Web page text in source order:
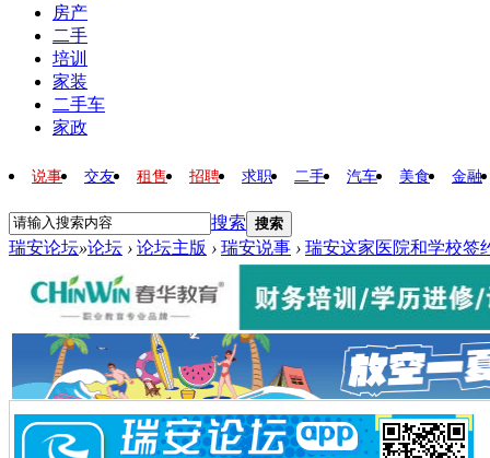
房产
二手
培训
家装
二手车
家政
说事 交友 租售 招聘 求职 二手 汽车 美食 金融
搜索 搜索
瑞安论坛»论坛 › 论坛主版 › 瑞安说事 › 瑞安这家医院和学校签